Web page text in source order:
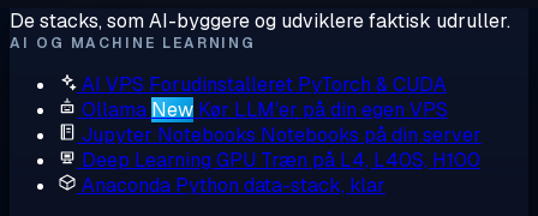
De stacks, som AI-byggere og udviklere faktisk udruller.
AI OG MACHINE LEARNING
AI VPS Forudinstalleret PyTorch & CUDA
Ollama New Kør LLM'er på din egen VPS
Jupyter Notebooks Notebooks på din server
Deep Learning GPU Træn på L4, L40S, H100
Anaconda Python data-stack, klar